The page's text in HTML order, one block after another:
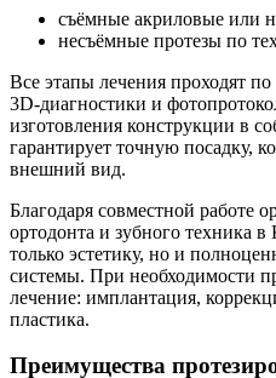
съёмные акриловые или
несъёмные протезы по
Все этапы лечения проходят
3D-диагностики и
изготовления конструкции в
гарантирует точную посадку,
внешний вид.
Благодаря совместной работе
ортодонта и зубного техника
только эстетику, но и
системы. При необходимости
лечение: имплантация,
пластика.
Преимущества